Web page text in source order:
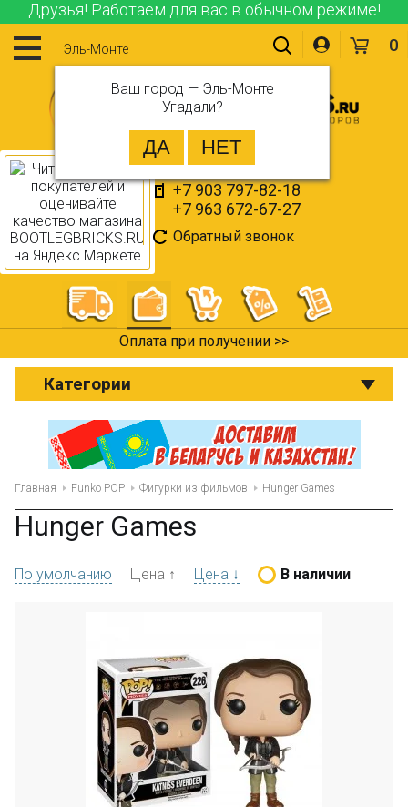
Друзья! Работаем для вас в обычном режиме!
Эль-Монте
Ваш город — Эль-Монте
Угадали?
+7 903 797-82-18
+7 963 672-67-27
Обратный звонок
0
Оплата при получении >>
Категории
Главная Funko POP Фигурки из фильмов Hunger Games
Hunger Games
По умолчанию Цена ↑ Цена ↓ В наличии